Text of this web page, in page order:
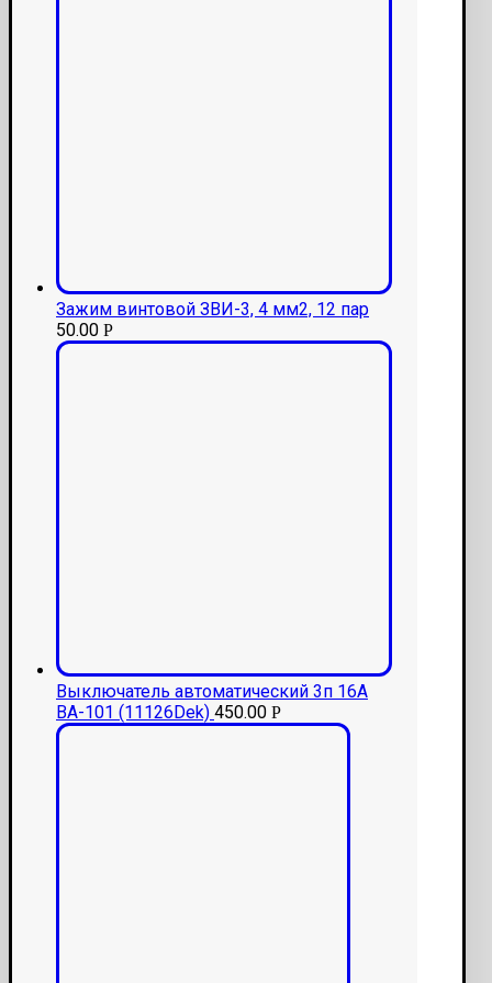
Зажим винтовой ЗВИ-3, 4 мм2, 12 пар
50.00 Р
Выключатель автоматический 3п 16А
ВА-101 (11126Dek) 450.00 Р